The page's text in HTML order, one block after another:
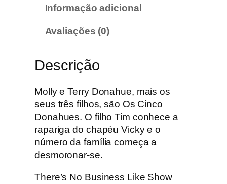
d
d
e
E
s
t
r
l
Informação adicional
Avaliações (0)
Descrição
Molly e Terry Donahue, mais os
seus três filhos, são Os Cinco
Donahues. O filho Tim conhece a
rapariga do chapéu Vicky e o
número da família começa a
desmoronar-se.
There’s No Business Like Show